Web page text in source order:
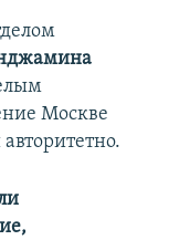
Москве